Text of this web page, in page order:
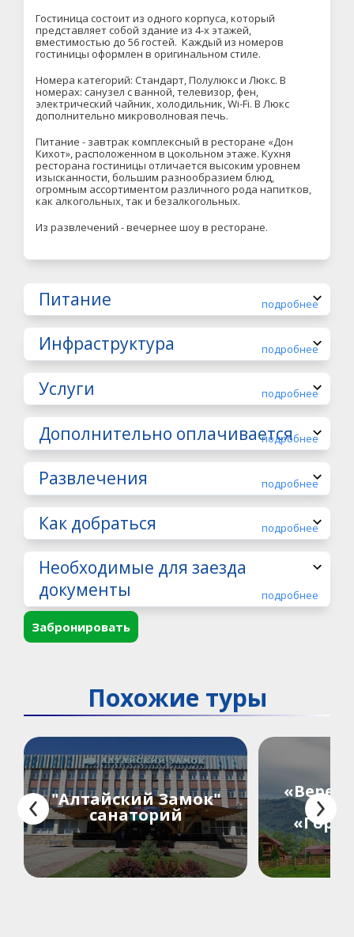
Гостиница состоит из одного корпуса, который
представляет собой здание из 4-х этажей,
вместимостью до 56 гостей. Каждый из номеров
гостиницы оформлен в оригинальном стиле.
Номера категорий: Стандарт, Полулюкс и Люкс. В
номерах: санузел с ванной, телевизор, фен,
электрический чайник, холодильник, Wi-Fi. В Люкс
дополнительно микроволновая печь.
Питание - завтрак комплексный в ресторане «Дон
Кихот», расположенном в цокольном этаже. Кухня
ресторана гостиницы отличается высоким уровнем
изысканности, большим разнообразием блюд,
огромным ассортиментом различного рода напитков,
как алкогольных, так и безалкогольных.
Из развлечений - вечернее шоу в ресторане.
Питание подробнее
Инфраструктура подробнее
Услуги подробнее
Дополнительно оплачивается
подробнее
Развлечения подробнее
Как добраться подробнее
Необходимые для заезда
документы
подробнее
Забронировать
Похожие туры
"Алтайский Замок"
санаторий